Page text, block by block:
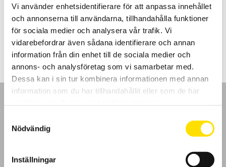
Vi använder enhetsidentifierare för att anpassa innehållet
och annonserna till användarna, tillhandahålla funktioner
för sociala medier och analysera vår trafik. Vi
vidarebefordrar även sådana identifierare och annan
information från din enhet till de sociala medier och
annons- och analysföretag som vi samarbetar med.
Dessa kan i sin tur kombinera informationen med annan
information som du har tillhandahållit eller som de har
Nödvändig
Inställningar
oscilloskop.
1,985.00kr LÄS MER